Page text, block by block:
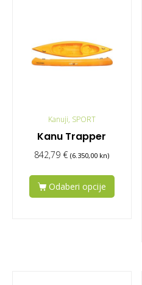
Kanuji, SPORT
Kanu Trapper
842,79 € (6.350,00 kn)
Odaberi opcije